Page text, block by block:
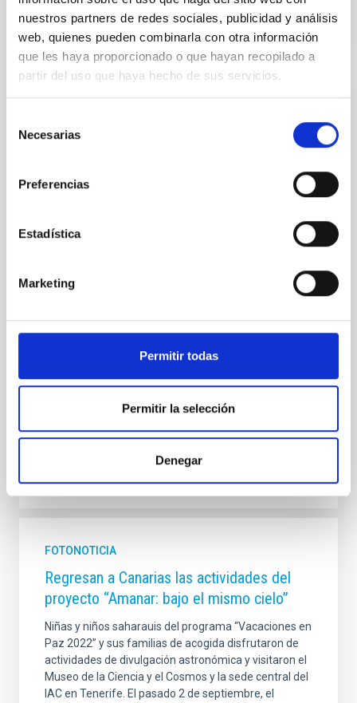
nuestros partners de redes sociales, publicidad y análisis
web, quienes pueden combinarla con otra información
que les haya proporcionado o que hayan recopilado a
partir del uso que haya hecho de sus servicios.
Necesarias
Preferencias
Estadística
Marketing
Permitir todas
Permitir la selección
Denegar
FOTONOTICIA
Jornada astronómica con niñas y niños
de Astrofísica de Canarias (IAC) y la Asociación
Canaria de Amistad con el Pueblo Saharaui (ACAPS),
Cosmos (MCC, Museos de Tenerife), organizaron
una jornada de actividades divulgativas en el marco
Amanar . Niñas y niños saharauis y sus familias de
acogida en Tenerife, en total 28 participantes,
disfrutaron de charlas y talleres sobre Astronomía,
observaciones solares y visitas guiadas en el MCC,
Fecha de publicación 25/08/2023 - 18:38:00
FOTONOTICIA
Regresan a Canarias las actividades del
proyecto “Amanar: bajo el mismo cielo”
Niñas y niños saharauis del programa “Vacaciones en
Paz 2022” y sus familias de acogida disfrutaron de
actividades de divulgación astronómica y visitaron el
Museo de la Ciencia y el Cosmos y la sede central del
IAC en Tenerife. El pasado 2 de septiembre, el